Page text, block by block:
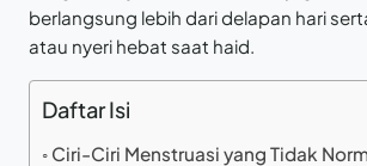
berlangsung lebih dari delapan hari
atau nyeri hebat saat haid.
Daftar Isi
Ciri-Ciri Menstruasi yang Tidak